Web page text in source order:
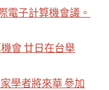
電子計算機會議。
會 廿日在台舉
學者將來華 參加